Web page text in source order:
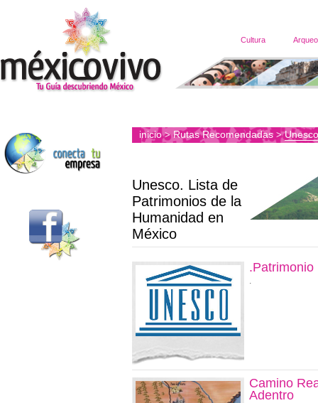
Cultura
inicio>Rutas Recomendadas>
Unesco. Lista de
Patrimonios de la
Humanidad en
México
.Patrimonio
.
Camino
Adentro